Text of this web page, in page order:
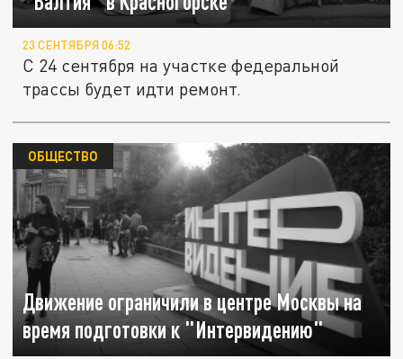
23 СЕНТЯБРЯ 06:52
С 24 сентября на участке федеральной
трассы будет идти ремонт.
Движение ограничили в центре Москвы на
время подготовки к "Интервидению"
ОБЩЕСТВО